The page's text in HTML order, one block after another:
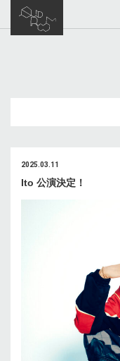
2025.03.11
Ito 公演決定！